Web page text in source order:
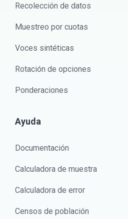
Recolección de datos
Muestreo por cuotas
Voces sintéticas
Rotación de opciones
Ponderaciones
Ayuda
Documentación
Calculadora de muestra
Calculadora de error
Censos de población